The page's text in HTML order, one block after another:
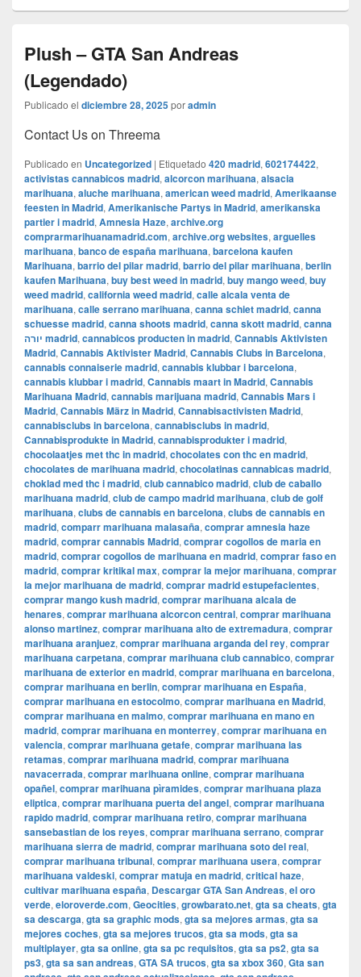
Plush – GTA San Andreas
(Legendado)
Publicado el diciembre 28, 2025poradmin
Contact Us on Threema
Publicado en Uncategorized | Etiquetado 420 madrid, 602174422,
activistas cannabicos madrid, alcorcon marihuana, alsacia
marihuana, aluche marihuana, american weed madrid, Amerikaanse
feesten in Madrid, Amerikanische Partys in Madrid, amerikanska
partier i madrid, Amnesia Haze, archive.org
comprarmarihuanamadrid.com, archive.org websites, arguelles
marihuana, banco de españa marihuana, barcelona kaufen
Marihuana, barrio del pilar madrid, barrio del pilar marihuana, berlin
kaufen Marihuana, buy best weed in madrid, buy mango weed, buy
weed madrid, california weed madrid, calle alcala venta de
marihuana, calle serrano marihuana, canna schiet madrid, canna
schuesse madrid, canna shoots madrid, canna skott madrid, canna
יורה madrid, cannabicos producten in madrid, Cannabis Aktivisten
Madrid, Cannabis Aktivister Madrid, Cannabis Clubs in Barcelona,
cannabis connaiserie madrid, cannabis klubbar i barcelona,
cannabis klubbar i madrid, Cannabis maart in Madrid, Cannabis
Marihuana Madrid, cannabis marijuana madrid, Cannabis Mars i
Madrid, Cannabis März in Madrid, Cannabisactivisten Madrid,
cannabisclubs in barcelona, cannabisclubs in madrid,
Cannabisprodukte in Madrid, cannabisprodukter i madrid,
chocolaatjes met thc in madrid, chocolates con thc en madrid,
chocolates de marihuana madrid, chocolatinas cannabicas madrid,
choklad med thc i madrid, club cannabico madrid, club de caballo
marihuana madrid, club de campo madrid marihuana, club de golf
marihuana, clubs de cannabis en barcelona, clubs de cannabis en
madrid, comparr marihuana malasaña, comprar amnesia haze
madrid, comprar cannabis Madrid, comprar cogollos de maria en
madrid, comprar cogollos de marihuana en madrid, comprar faso en
madrid, comprar kritikal max, comprar la mejor marihuana, comprar
la mejor marihuana de madrid, comprar madrid estupefacientes,
comprar mango kush madrid, comprar marihuana alcala de
henares, comprar marihuana alcorcon central, comprar marihuana
alonso martinez, comprar marihuana alto de extremadura, comprar
marihuana aranjuez, comprar marihuana arganda del rey, comprar
marihuana carpetana, comprar marihuana club cannabico, comprar
marihuana de exterior en madrid, comprar marihuana en barcelona,
comprar marihuana en berlin, comprar marihuana en España,
comprar marihuana en estocolmo, comprar marihuana en Madrid,
comprar marihuana en malmo, comprar marihuana en mano en
madrid, comprar marihuana en monterrey, comprar marihuana en
valencia, comprar marihuana getafe, comprar marihuana las
retamas, comprar marihuana madrid, comprar marihuana
navacerrada, comprar marihuana online, comprar marihuana
opañel, comprar marihuana pìramides, comprar marihuana plaza
eliptica, comprar marihuana puerta del angel, comprar marihuana
rapido madrid, comprar marihuana retiro, comprar marihuana
sansebastian de los reyes, comprar marihuana serrano, comprar
marihuana sierra de madrid, comprar marihuana soto del real,
comprar marihuana tribunal, comprar marihuana usera, comprar
marihuana valdeski, comprar matuja en madrid, critical haze,
cultivar marihuana españa, Descargar GTA San Andreas, el oro
verde, eloroverde.com, Geocities, growbarato.net, gta sa cheats, gta
sa descarga, gta sa graphic mods, gta sa mejores armas, gta sa
mejores coches, gta sa mejores trucos, gta sa mods, gta sa
multiplayer, gta sa online, gta sa pc requisitos, gta sa ps2, gta sa
ps3, gta sa san andreas, GTA SA trucos, gta sa xbox 360, Gta san